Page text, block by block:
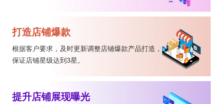
打造店铺爆款
根据客户要求，及时更新调整店铺爆款产品打造，
保证店铺星级达到3星。
提升店铺展现曝光